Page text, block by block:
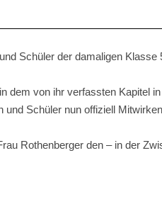
Schüler der damaligen Klasse
dem von ihr verfassten Kapitel
Schüler nun offiziell
Rothenberger den – in der